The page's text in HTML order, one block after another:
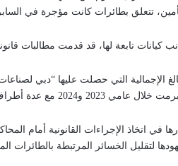
تتعلق بطائرات كانت مؤجرة في
كيانات تابعة لها، قد قدمت مطالبات
2023 و2024 مع عدة أطراف.
في اتخاذ الإجراءات القانونية أمام
لتقليل الخسائر المرتبطة بالطائرات